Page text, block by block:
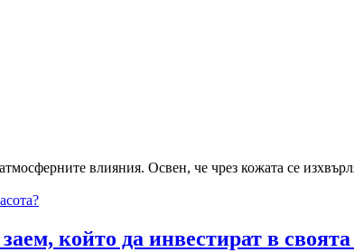
влияния. Освен, че чрез кожата се
който да инвестират в своята